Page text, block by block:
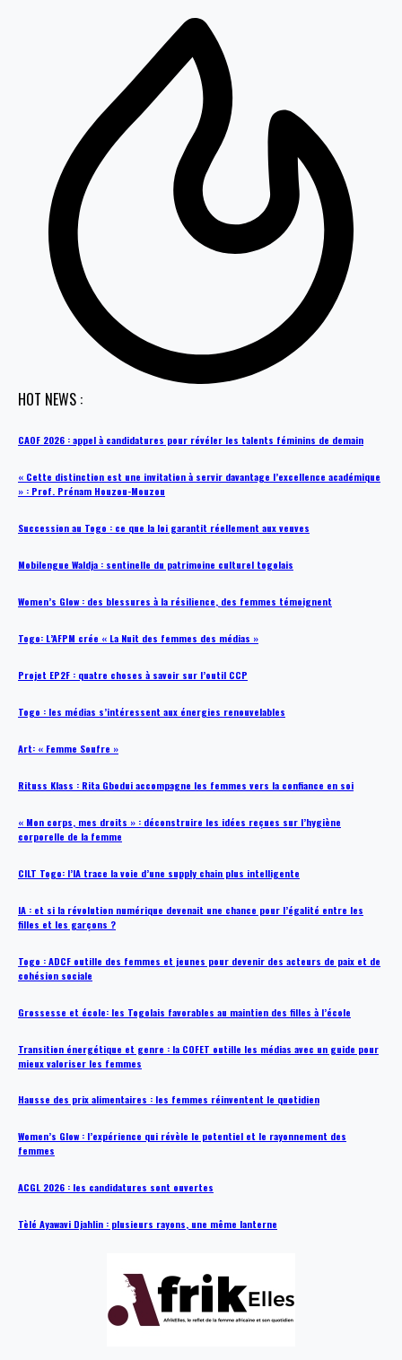
HOT NEWS :
CAOF 2026 : appel à candidatures pour révéler les talents féminins de demain
« Cette distinction est une invitation à servir davantage l’excellence académique
» : Prof. Prénam Houzou-Mouzou
Succession au Togo : ce que la loi garantit réellement aux veuves
Mobilengue Waldja : sentinelle du patrimoine culturel togolais
Women’s Glow : des blessures à la résilience, des femmes témoignent
Togo: L’AFPM crée « La Nuit des femmes des médias »
Projet EP2F : quatre choses à savoir sur l’outil CCP
Togo : les médias s’intéressent aux énergies renouvelables
Art: « Femme Soufre »
Rituss Klass : Rita Gbodui accompagne les femmes vers la confiance en soi
« Mon corps, mes droits » : déconstruire les idées reçues sur l’hygiène
corporelle de la femme
CILT Togo: l’IA trace la voie d’une supply chain plus intelligente
IA : et si la révolution numérique devenait une chance pour l’égalité entre les
filles et les garçons ?
Togo : ADCF outille des femmes et jeunes pour devenir des acteurs de paix et de
cohésion sociale
Grossesse et école: les Togolais favorables au maintien des filles à l’école
Transition énergétique et genre : la COFET outille les médias avec un guide pour
mieux valoriser les femmes
Hausse des prix alimentaires : les femmes réinventent le quotidien
Women’s Glow : l’expérience qui révèle le potentiel et le rayonnement des
femmes
ACGL 2026 : les candidatures sont ouvertes
Tèlé Ayawavi Djahlin : plusieurs rayons, une même lanterne